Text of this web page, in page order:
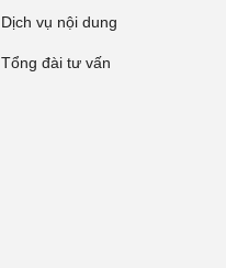
Dịch vụ nội dung
Tổng đài tư vấn